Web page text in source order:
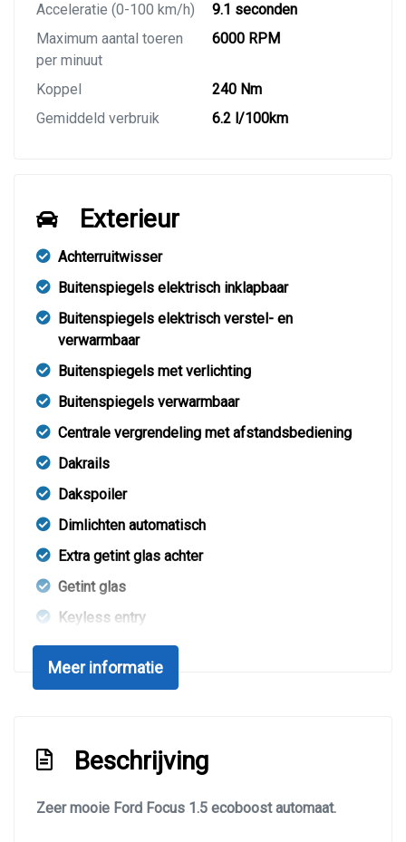
Acceleratie (0-100 km/h)
9.1 seconden
Maximum aantal toeren
per minuut
6000 RPM
Koppel
240 Nm
Gemiddeld verbruik
6.2 l/100km
Exterieur
Achterruitwisser
Buitenspiegels elektrisch inklapbaar
Buitenspiegels elektrisch verstel- en
verwarmbaar
Buitenspiegels met verlichting
Buitenspiegels verwarmbaar
Centrale vergrendeling met afstandsbediening
Dakrails
Dakspoiler
Dimlichten automatisch
Extra getint glas achter
Getint glas
Keyless entry
Koplampen adaptief
Led achterlichten
Lichtmetalen velgen 17"
Metaalkleur
Meer informatie
Beschrijving
Zeer mooie Ford Focus 1.5 ecoboost automaat.